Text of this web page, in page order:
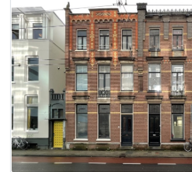
Deze woning
is
waarschijnlijk
al verhuurd
Om kans te
maken moet je
binnen 15
minuten
reageren.
Stekkies helpt
je hierbij!